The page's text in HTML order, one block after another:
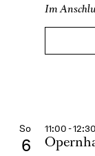
Im
So
6
11:00 - 12:30